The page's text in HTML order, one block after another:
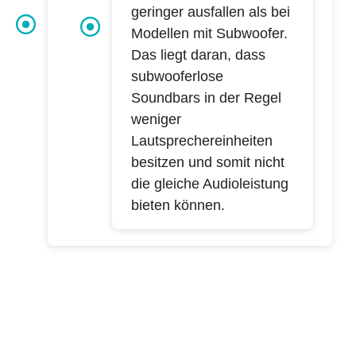
geringer ausfallen als bei
Modellen mit Subwoofer.
Das liegt daran, dass
subwooferlose
Soundbars in der Regel
weniger
Lautsprechereinheiten
besitzen und somit nicht
die gleiche Audioleistung
bieten können.